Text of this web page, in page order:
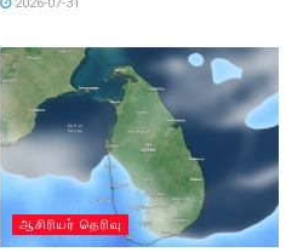
2026-07-31
ஆசிரியர் தெரிவு